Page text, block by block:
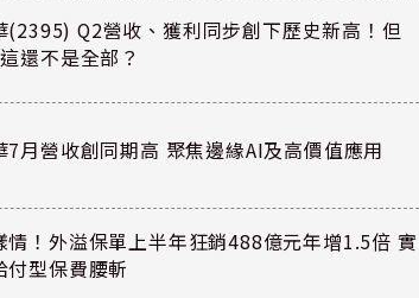
(2395) Q2營收、獲利同步創下歷史新高！但
還不是全部？
7月營收創同期高 聚焦邊緣AI及高價值應用
情！外溢保單上半年狂銷488億元年增1.5倍 實
付型保費腰斬